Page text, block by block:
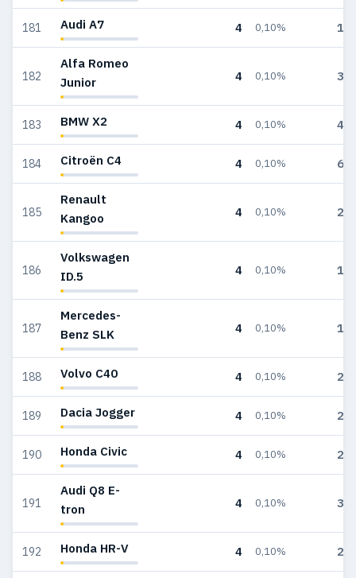
181 Audi A7 4 0,10% 12
182
Alfa Romeo
Junior
4 0,10% 38
183 BMW X2 4 0,10% 40
184 Citroën C4 4 0,10% 62
185
Renault
Kangoo
4 0,10% 26
186
Volkswagen
ID.5
4 0,10% 18
187
Mercedes-
Benz SLK
4 0,10% 16
188 Volvo C40 4 0,10% 21
189 Dacia Jogger 4 0,10% 23
190 Honda Civic 4 0,10% 26
191
Audi Q8 E-
tron
4 0,10% 39
192 Honda HR-V 4 0,10% 26